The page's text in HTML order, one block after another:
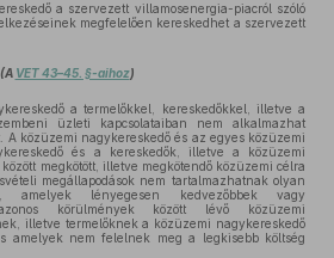
a szervezett villamosenergia-piacról szóló
megfelelően kereskedhet a szervezett
(A VET 43–45. §-aihoz)
a termelőkkel, kereskedőkkel, illetve a
üzleti kapcsolataiban nem alkalmazhat
A közüzemi nagykereskedő és az egyes közüzemi
és a kereskedők, illetve a közüzemi
megkötött, illetve megkötendő közüzemi célra
megállapodások nem tartalmazhatnak olyan
amelyek lényegesen kedvezőbbek vagy
körülmények között lévő közüzemi
illetve termelőknek a közüzemi nagykereskedő
amelyek nem felelnek meg a legkisebb költség